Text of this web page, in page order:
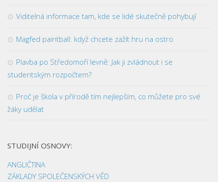
Viditelná informace tam, kde se lidé skutečně pohybují
Magfed paintball: když chcete zažít hru na ostro
Plavba po Středomoří levně: Jak ji zvládnout i se
studentským rozpočtem?
Proč je škola v přírodě tím nejlepším, co můžete pro své
žáky udělat
STUDIJNÍ OSNOVY:
ANGLIČTINA
ZÁKLADY SPOLEČENSKÝCH VĚD